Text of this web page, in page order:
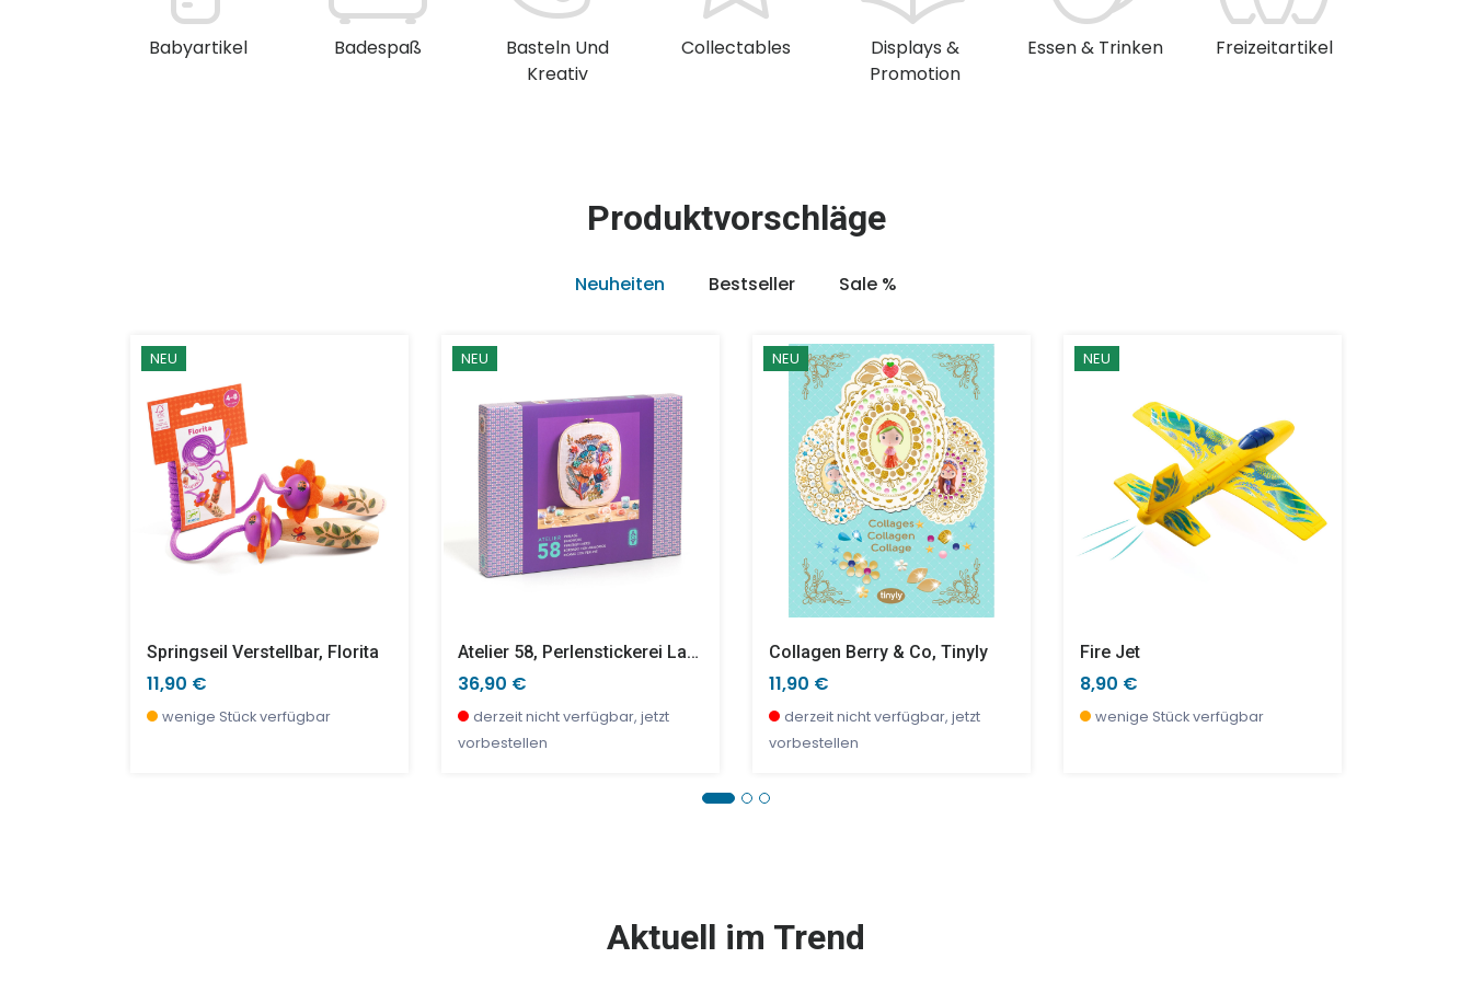
Babyartikel Badespaß
Basteln Und
Kreativ
Collectables
Displays &
Promotion
Essen & Trinken Freizeitartikel
Produktvorschläge
Neuheiten Bestseller Sale %
NEU
Springseil Verstellbar, Florita
11,90 €
wenige Stück verfügbar
NEU
Atelier 58, Perlenstickerei Lagune
36,90 €
derzeit nicht verfügbar, jetzt
vorbestellen
NEU
Collagen Berry & Co, Tinyly
11,90 €
derzeit nicht verfügbar, jetzt
vorbestellen
NEU
Fire Jet
8,90 €
wenige Stück verfügbar
Aktuell im Trend